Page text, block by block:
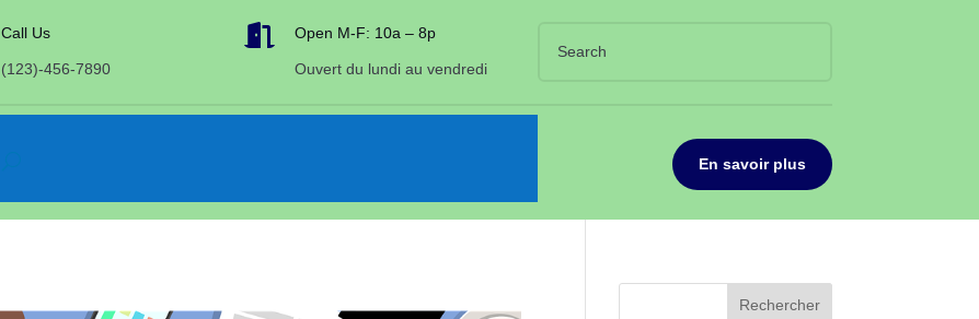
Call Us
(123)-456-7890
 Open M-F: 10a – 8p
Ouvert du lundi au vendredi
En savoir plus
Rechercher